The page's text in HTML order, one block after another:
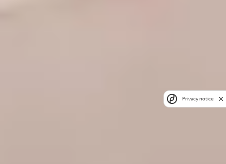
Privacy notice